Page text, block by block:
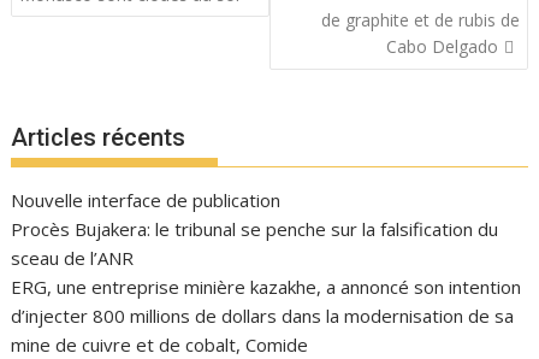
de graphite et de rubis de
Cabo Delgado
Articles récents
Nouvelle interface de publication
Procès Bujakera: le tribunal se penche sur la falsification du
sceau de l’ANR
ERG, une entreprise minière kazakhe, a annoncé son intention
d’injecter 800 millions de dollars dans la modernisation de sa
mine de cuivre et de cobalt, Comide